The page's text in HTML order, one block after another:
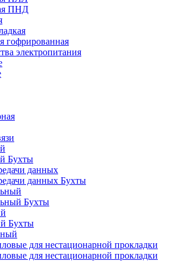
ПНД
гофрированная
электропитания
Бухты
данных
данных Бухты
Бухты
Бухты
для нестационарной прокладки
для нестационарной прокладки